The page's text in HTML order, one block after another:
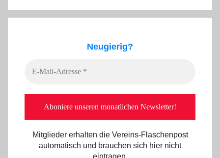
Neugierig?
Mitglieder erhalten die Vereins-Flaschenpost
automatisch und brauchen sich hier nicht